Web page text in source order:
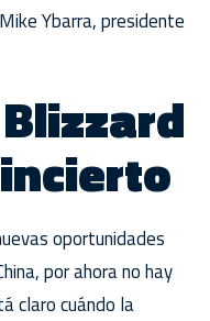
Ybarra, presidente
oportunidades
por ahora no hay
claro cuándo la